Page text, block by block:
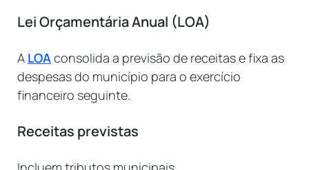
Lei Orçamentária Anual (LOA)
A LOAconsolida a previsão de receitas e fixa as
despesas do município para o exercício
financeiro seguinte.
Receitas previstas